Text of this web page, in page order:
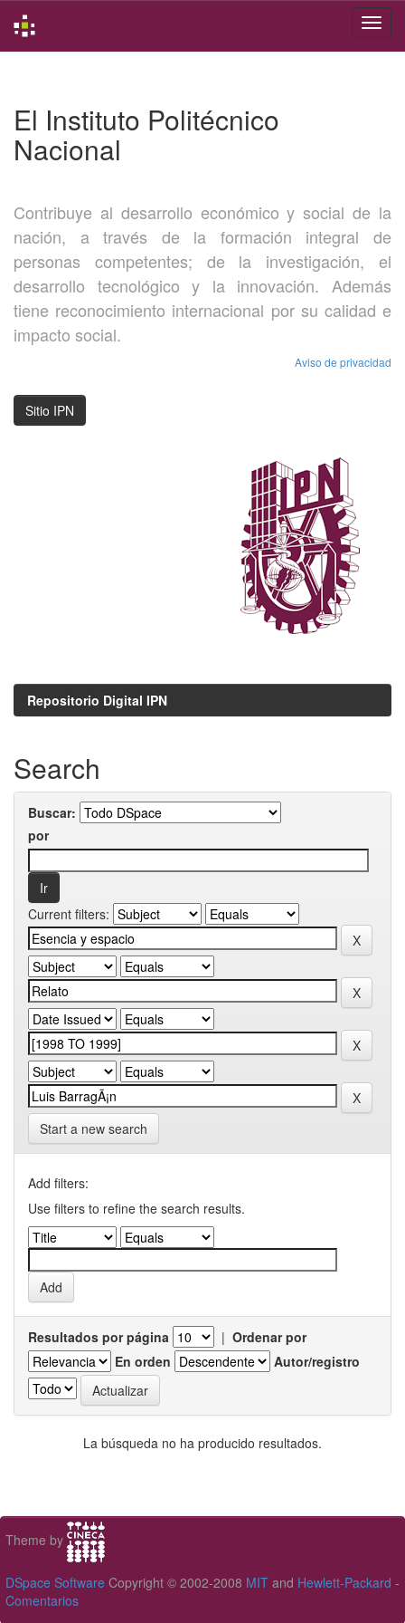
El Instituto Politécnico
Nacional
Contribuye al desarrollo económico y social de la
nación, a través de la formación integral de
personas competentes; de la investigación, el
desarrollo tecnológico y la innovación. Además
tiene reconocimiento internacional por su calidad e
impacto social.
Aviso de privacidad
Sitio IPN
Repositorio Digital IPN
Search
Buscar:
por
Current filters:
Start a new search
Add filters:
Use filters to refine the search results.
Resultados por página | Ordenar por
En orden
Autor/registro
La búsqueda no ha producido resultados.
Theme by
DSpace Software Copyright © 2002-2008 MIT and Hewlett-Packard -
Comentarios